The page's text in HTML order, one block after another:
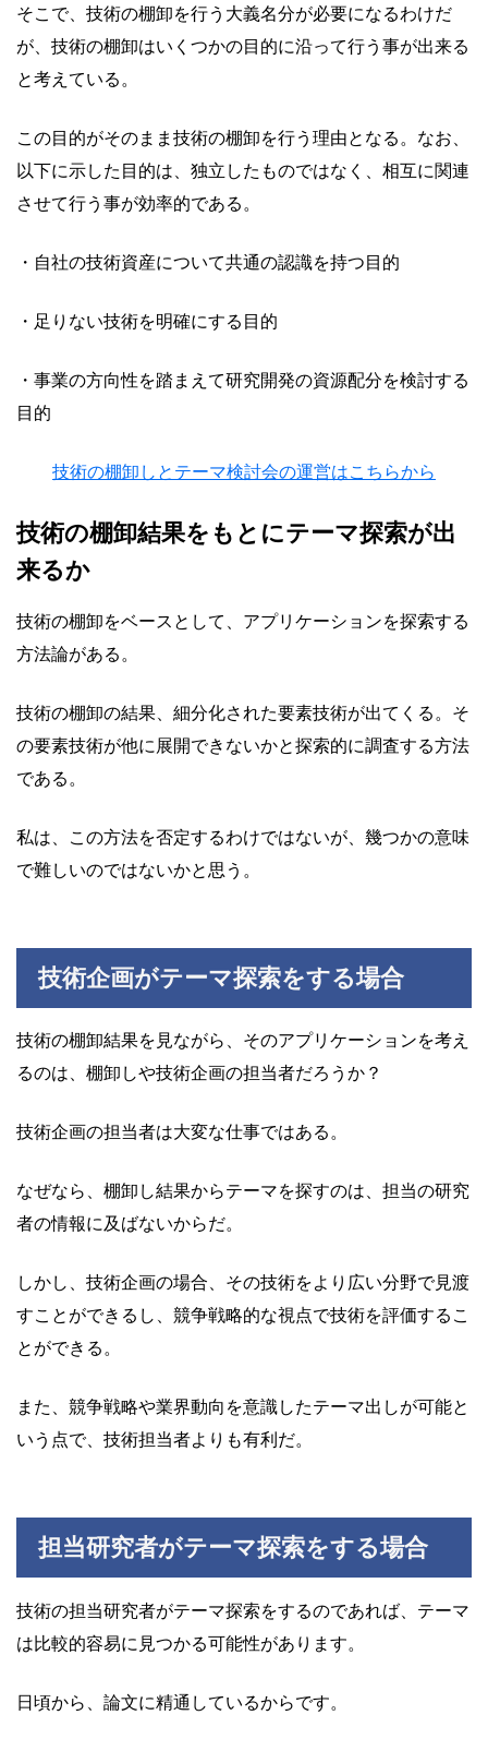
そこで、技術の棚卸を行う大義名分が必要になるわけだ
が、技術の棚卸はいくつかの目的に沿って行う事が出来る
と考えている。
この目的がそのまま技術の棚卸を行う理由となる。なお、
以下に示した目的は、独立したものではなく、相互に関連
させて行う事が効率的である。
・自社の技術資産について共通の認識を持つ目的
・足りない技術を明確にする目的
・事業の方向性を踏まえて研究開発の資源配分を検討する
目的
技術の棚卸しとテーマ検討会の運営はこちらから
技術の棚卸結果をもとにテーマ探索が出
来るか
技術の棚卸をベースとして、アプリケーションを探索する
方法論がある。
技術の棚卸の結果、細分化された要素技術が出てくる。そ
の要素技術が他に展開できないかと探索的に調査する方法
である。
私は、この方法を否定するわけではないが、幾つかの意味
で難しいのではないかと思う。
技術企画がテーマ探索をする場合
技術の棚卸結果を見ながら、そのアプリケーションを考え
るのは、棚卸しや技術企画の担当者だろうか？
技術企画の担当者は大変な仕事ではある。
なぜなら、棚卸し結果からテーマを探すのは、担当の研究
者の情報に及ばないからだ。
しかし、技術企画の場合、その技術をより広い分野で見渡
すことができるし、競争戦略的な視点で技術を評価するこ
とができる。
また、競争戦略や業界動向を意識したテーマ出しが可能と
いう点で、技術担当者よりも有利だ。
担当研究者がテーマ探索をする場合
技術の担当研究者がテーマ探索をするのであれば、テーマ
は比較的容易に見つかる可能性があります。
日頃から、論文に精通しているからです。